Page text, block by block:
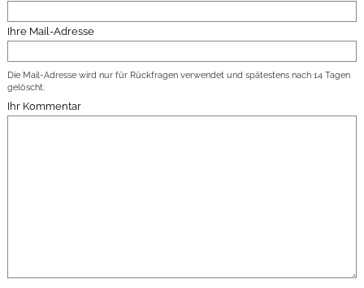
Ihre Mail-Adresse
Die Mail-Adresse wird nur für Rückfragen verwendet und spätestens nach 14 Tagen
gelöscht.
Ihr Kommentar